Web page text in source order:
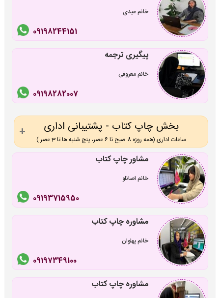
خانم عیدی
09198244151
پیگیری ترجمه
خانم معروفی
09198282007
بخش چاپ کتاب - پشتیبانی اداری
ساعات اداری (همه روزه 8 صبح تا 6 عصر، پنج شنبه ها تا 3 عصر )
مشاور چاپ کتاب
خانم اصانلو
09193715950
مشاوره چاپ کتاب
خانم پهلوان
09197349100
مشاوره چاپ کتاب